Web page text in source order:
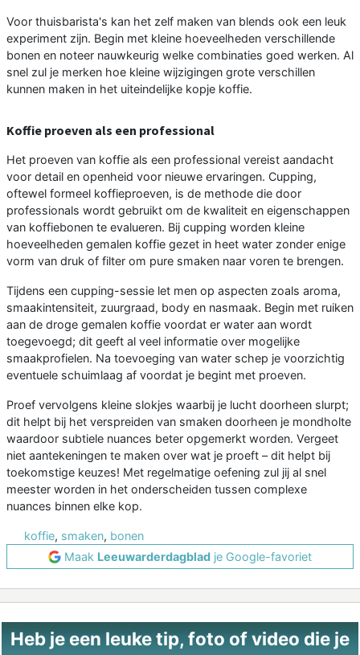
Voor thuisbarista's kan het zelf maken van blends ook een leuk
experiment zijn. Begin met kleine hoeveelheden verschillende
bonen en noteer nauwkeurig welke combinaties goed werken. Al
snel zul je merken hoe kleine wijzigingen grote verschillen
kunnen maken in het uiteindelijke kopje koffie.
Koffie proeven als een professional
Het proeven van koffie als een professional vereist aandacht
voor detail en openheid voor nieuwe ervaringen. Cupping,
oftewel formeel koffieproeven, is de methode die door
professionals wordt gebruikt om de kwaliteit en eigenschappen
van koffiebonen te evalueren. Bij cupping worden kleine
hoeveelheden gemalen koffie gezet in heet water zonder enige
vorm van druk of filter om pure smaken naar voren te brengen.
Tijdens een cupping-sessie let men op aspecten zoals aroma,
smaakintensiteit, zuurgraad, body en nasmaak. Begin met ruiken
aan de droge gemalen koffie voordat er water aan wordt
toegevoegd; dit geeft al veel informatie over mogelijke
smaakprofielen. Na toevoeging van water schep je voorzichtig
eventuele schuimlaag af voordat je begint met proeven.
Proef vervolgens kleine slokjes waarbij je lucht doorheen slurpt;
dit helpt bij het verspreiden van smaken doorheen je mondholte
waardoor subtiele nuances beter opgemerkt worden. Vergeet
niet aantekeningen te maken over wat je proeft – dit helpt bij
toekomstige keuzes! Met regelmatige oefening zul jij al snel
meester worden in het onderscheiden tussen complexe
nuances binnen elke kop.
koffie, smaken, bonen
Maak Leeuwarderdagblad je Google-favoriet
Heb je een leuke tip, foto of video die je